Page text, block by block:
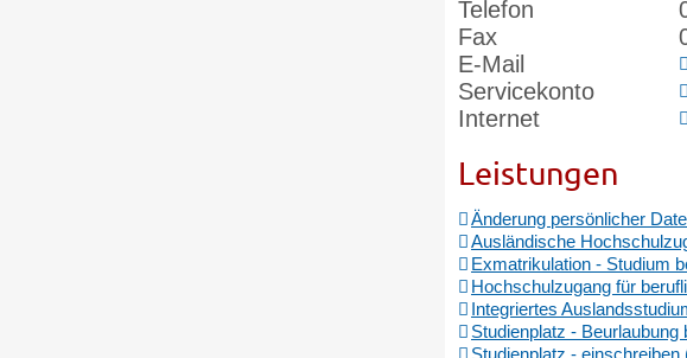
Telefon
Fax
E-Mail
Servicekonto
Internet
Leistungen
Änderung persönlicher
Ausländische
Exmatrikulation - Studium
Hochschulzugang für
Integriertes
Studienplatz - Beurlaubung
Studienplatz - einschreiben